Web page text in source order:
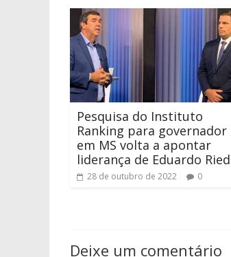
Pesquisa do Instituto
Ranking para governador
em MS volta a apontar
liderança de Eduardo
28 de outubro de 2022 0
Deixe um comentário